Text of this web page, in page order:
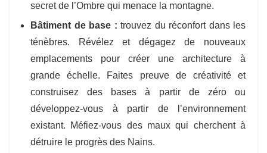
secret de l’Ombre qui menace la montagne.
Bâtiment de base : trouvez du réconfort dans les
ténèbres. Révélez et dégagez de nouveaux
emplacements pour créer une architecture à
grande échelle. Faites preuve de créativité et
construisez des bases à partir de zéro ou
développez-vous à partir de l’environnement
existant. Méfiez-vous des maux qui cherchent à
détruire le progrès des Nains.